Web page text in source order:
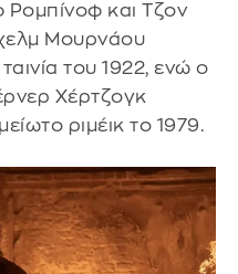
και Τζον
Μουρνάου
του 1922, ενώ ο
Χέρτζογκ
ριμέικ το 1979.